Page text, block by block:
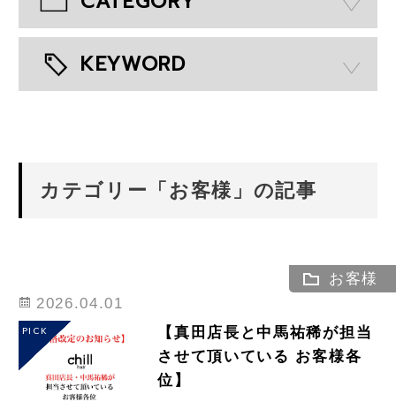
KEYWORD
カテゴリー「お客様」の記事
お客様
2026.04.01
PICK
【真田店長と中馬祐稀が担当
させて頂いている お客様各
位】